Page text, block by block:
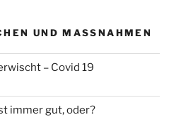
UND MASSNAHMEN
– Covid 19
immer gut, oder?